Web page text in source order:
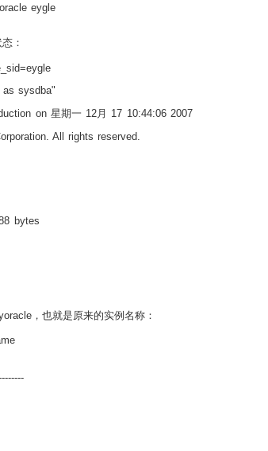
eygle
：
as sysdba"
on 星期一 12月 17 10:44:06 2007
All rights reserved.
bytes
，也就是原来的实例名称：